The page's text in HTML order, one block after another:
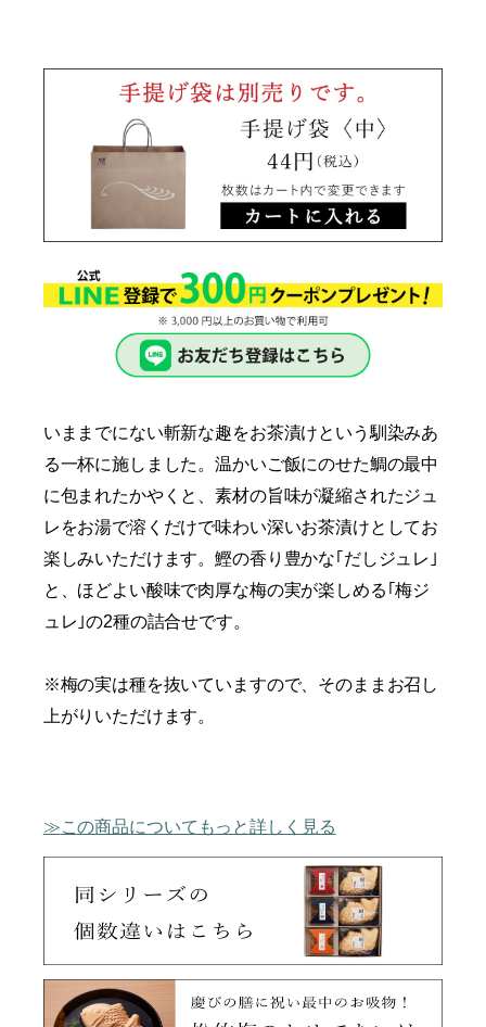
いままでにない斬新な趣をお茶漬けという馴染みあ
る一杯に施しました。温かいご飯にのせた鯛の最中
に包まれたかやくと、素材の旨味が凝縮されたジュ
レをお湯で溶くだけで味わい深いお茶漬けとしてお
楽しみいただけます。鰹の香り豊かな｢だしジュレ｣
と、ほどよい酸味で肉厚な梅の実が楽しめる｢梅ジ
ュレ｣の2種の詰合せです。
※梅の実は種を抜いていますので、そのままお召し
上がりいただけます。
この商品についてもっと詳しく見る